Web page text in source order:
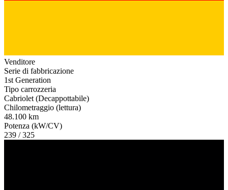
Venditore
Serie di fabbricazione
1st Generation
Tipo carrozzeria
Cabriolet (Decappottabile)
Chilometraggio (lettura)
48.100 km
Potenza (kW/CV)
239 / 325